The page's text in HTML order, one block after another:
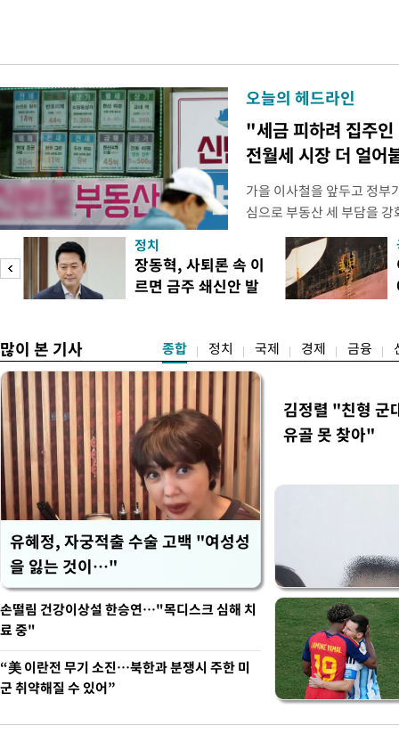
오늘의 헤드라인
"세금 피하려 집주인
전월세 시장 더 얼어
가을 이사철을 앞두고 정부
심으로 부동산 세 부담을
역 임차인들의 불안감이
이기 위해 보유 주택에 직
집을 비워줘야 하는 상황이
정부가 공급대책을 발표하
정치
장동혁, 사퇴론 속 이
르면 금주 쇄신안 발
많이 본 기사 종합 정치 국제 경제 금융
유혜정, 자궁적출 수술 고백 "여성성
을 잃는 것이…"
김정렬 "친형 군
유골 못 찾아"
손떨림 건강이상설 한승연…"목디스크 심해 치
료 중"
“美 이란전 무기 소진…북한과 분쟁시 주한 미
군 취약해질 수 있어”